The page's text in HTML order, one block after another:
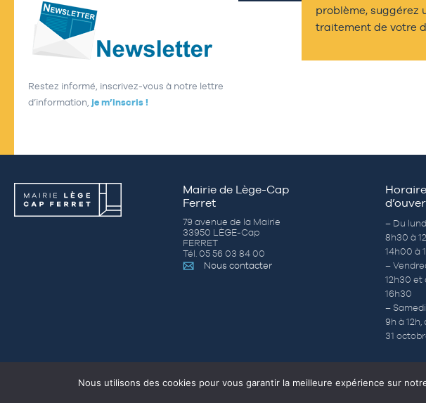
Restez informé, inscrivez-vous à notre lettre
d’information, je m’inscris !
problème, suggérez
traitement de votre
Mairie de Lège-Cap
Ferret
79 avenue de la Mairie
33950 LÈGE-Cap
FERRET
Tél. 05 56 03 84 00
Nous contacter
– Du
8h30 à
14h00 à
–
12h30 et
16h30
–
9h à 12h,
31
Nous utilisons des cookies pour vous garantir la meilleure expérience sur